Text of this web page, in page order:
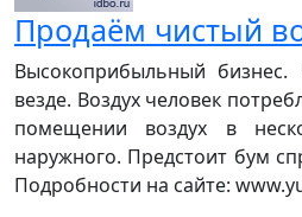
Продаём чистый
Высокоприбыльный
везде. Воздух человек
помещении воздух в
наружного. Предстоит бум
Подробности на сайте: